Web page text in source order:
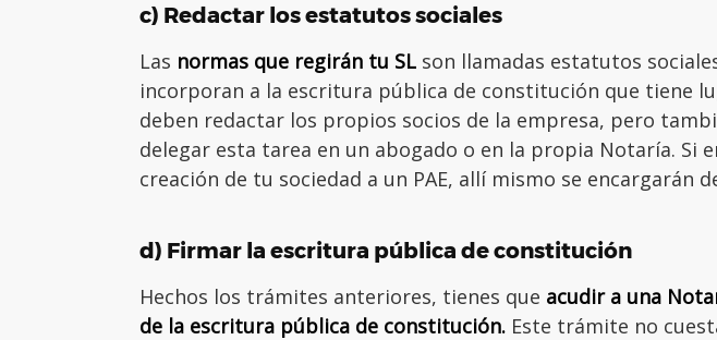
c) Redactar los estatutos sociales
Las normas que regirán tu SL son llamadas estatutos
incorporan a la escritura pública de constitución que tiene
deben redactar los propios socios de la empresa, pero
delegar esta tarea en un abogado o en la propia Notaría. Si
creación de tu sociedad a un PAE, allí mismo se encargarán
d) Firmar la escritura pública de constitución
Hechos los trámites anteriores, tienes que acudir a una
de la escritura pública de constitución. Este trámite no